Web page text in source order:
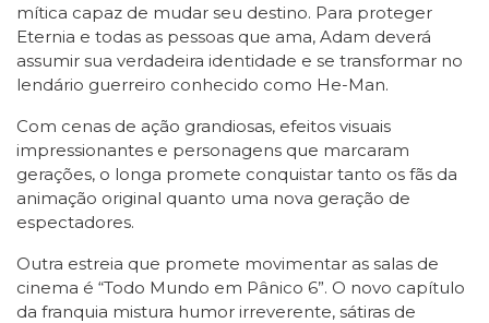
mítica capaz de mudar seu destino. Para proteger
Eternia e todas as pessoas que ama, Adam deverá
assumir sua verdadeira identidade e se transformar no
lendário guerreiro conhecido como He-Man.
Com cenas de ação grandiosas, efeitos visuais
impressionantes e personagens que marcaram
gerações, o longa promete conquistar tanto os fãs da
animação original quanto uma nova geração de
espectadores.
Outra estreia que promete movimentar as salas de
cinema é “Todo Mundo em Pânico 6”. O novo capítulo
da franquia mistura humor irreverente, sátiras de